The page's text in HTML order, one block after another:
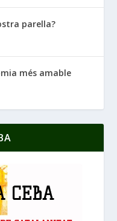
parella?
més amable